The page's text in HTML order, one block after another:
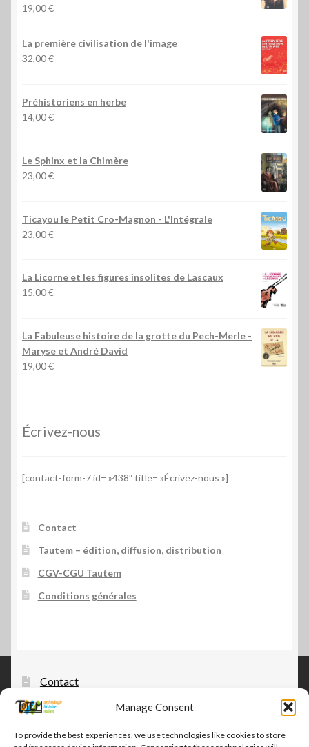
Manage Consent
To provide the best experiences, we use technologies like cookies to store
19,00€
La première civilisation de l'image
32,00€
Préhistoriens en herbe
14,00€
Le Sphinx et la Chimère
23,00€
Ticayou le Petit Cro-Magnon - L'Intégrale
23,00€
La Licorne et les figures insolites de Lascaux
15,00€
La Fabuleuse histoire de la grotte du Pech-Merle -
Maryse et André David
19,00€
Écrivez-nous
[contact-form-7 id= »438″ title= »Écrivez-nous »]
Contact
Tautem – édition, diffusion, distribution
CGV-CGU Tautem
Conditions générales
Contact
Tautem – édition, diffusion, distribution
CGV-CGU Tautem